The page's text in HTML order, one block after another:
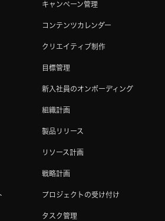
キャンペーン管理
コンテンツカレンダー
クリエイティブ制作
目標管理
新入社員のオンボーディング
組織計画
製品リリース
リソース計画
戦略計画
プロジェクトの受け付け
タスク管理